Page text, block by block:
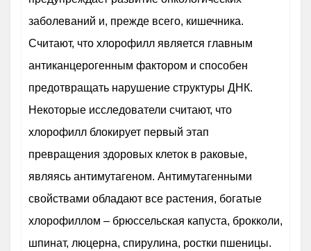
заболеваний и, прежде всего, кишечника.
Считают, что хлорофилл является главным
антиканцерогенным фактором и способен
предотвращать нарушение структуры ДНК.
Некоторые исследователи считают, что
хлорофилл блокирует первый этап
превращения здоровых клеток в раковые,
являясь антимутагеном. Антимутагенными
свойствами обладают все растения, богатые
хлорофиллом – брюссельская капуста, брокколи,
шпинат, люцерна, спирулина, ростки пшеницы.